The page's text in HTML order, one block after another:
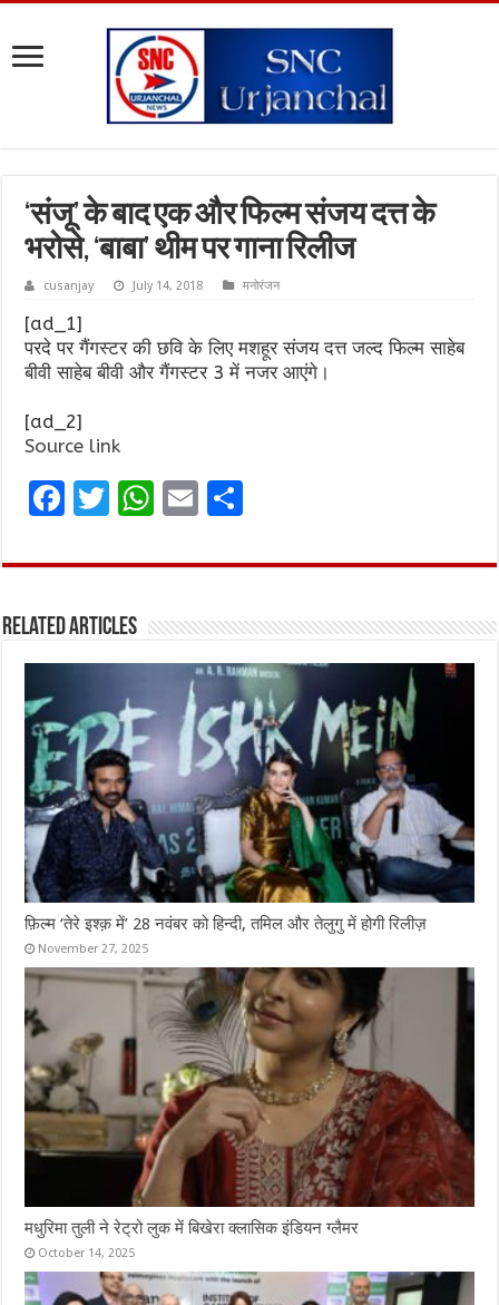
‘संजू’ के बाद एक और फिल्म संजय दत्त के
भरोसे, ‘बाबा’ थीम पर गाना रिलीज
cusanjay July 14, 2018 मनोरंजन
[ad_1]
परदे पर गैंगस्टर की छवि के लिए मशहूर संजय दत्त जल्द फिल्म साहेब
बीवी साहेब बीवी और गैंगस्टर 3 में नजर आएंगे।
[ad_2]
Source link
F
ce
o
o
k
T
it
r
W
at
A
p
p
E
ai ar
Related Articles
फ़िल्म ‘तेरे इश्क़ में’ 28 नवंबर को हिन्दी, तमिल और तेलुगु में होगी रिलीज़
November 27, 2025
मधुरिमा तुली ने रेट्रो लुक में बिखेरा क्लासिक इंडियन ग्लैमर
October 14, 2025